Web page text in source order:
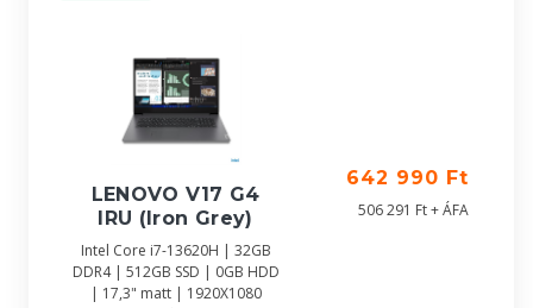
LENOVO V17 G4
IRU (Iron Grey)
Intel Core i7-13620H | 32GB
DDR4 | 512GB SSD | 0GB HDD
| 17,3" matt | 1920X1080
642 990 Ft
506 291 Ft + ÁFA